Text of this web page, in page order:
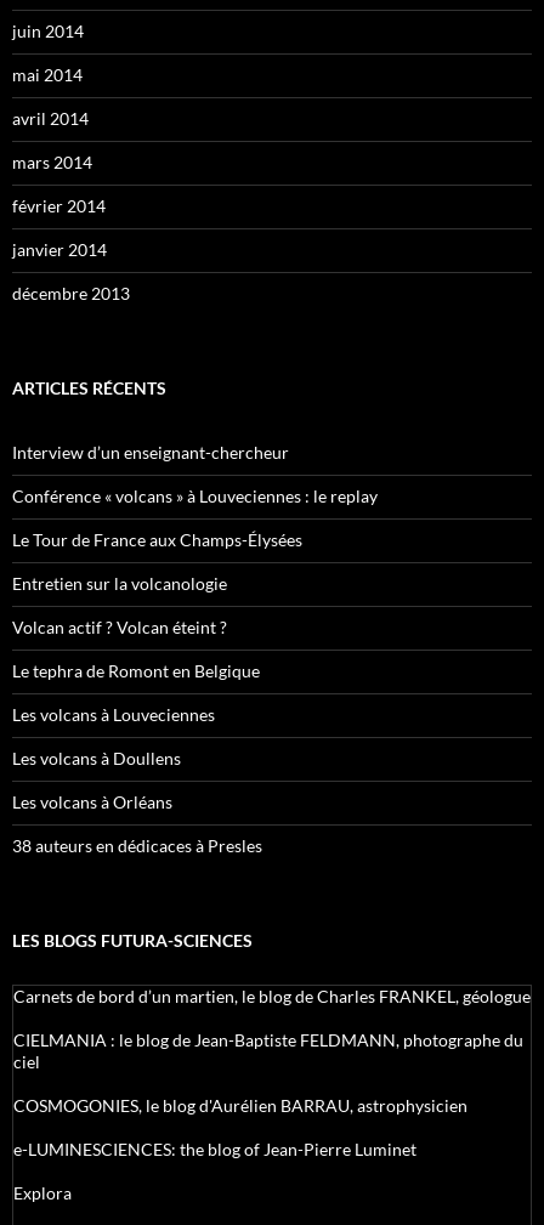
juin 2014
mai 2014
avril 2014
mars 2014
février 2014
janvier 2014
décembre 2013
ARTICLES RÉCENTS
Interview d’un enseignant-chercheur
Conférence « volcans » à Louveciennes : le replay
Le Tour de France aux Champs-Élysées
Entretien sur la volcanologie
Volcan actif ? Volcan éteint ?
Le tephra de Romont en Belgique
Les volcans à Louveciennes
Les volcans à Doullens
Les volcans à Orléans
38 auteurs en dédicaces à Presles
LES BLOGS FUTURA-SCIENCES
Carnets de bord d’un martien, le blog de Charles FRANKEL, géologue
CIELMANIA : le blog de Jean-Baptiste FELDMANN, photographe du
ciel
COSMOGONIES, le blog d'Aurélien BARRAU, astrophysicien
e-LUMINESCIENCES: the blog of Jean-Pierre Luminet
Explora